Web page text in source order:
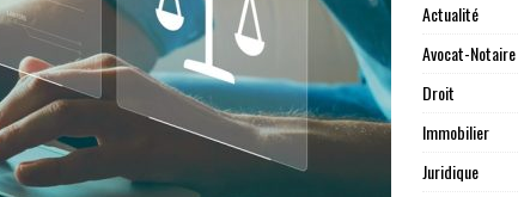
Actualité
Avocat-Notaire
Droit
Immobilier
Juridique